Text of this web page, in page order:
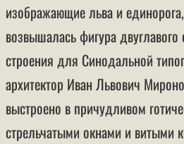
изображающие льва и
возвышалась фигура
строения для Синодальной
архитектор Иван Львович
выстроено в причудливом
стрельчатыми окнами и витыми